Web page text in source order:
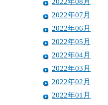
2022年07月
2022年06月
2022年05月
2022年04月
2022年03月
2022年02月
2022年01月